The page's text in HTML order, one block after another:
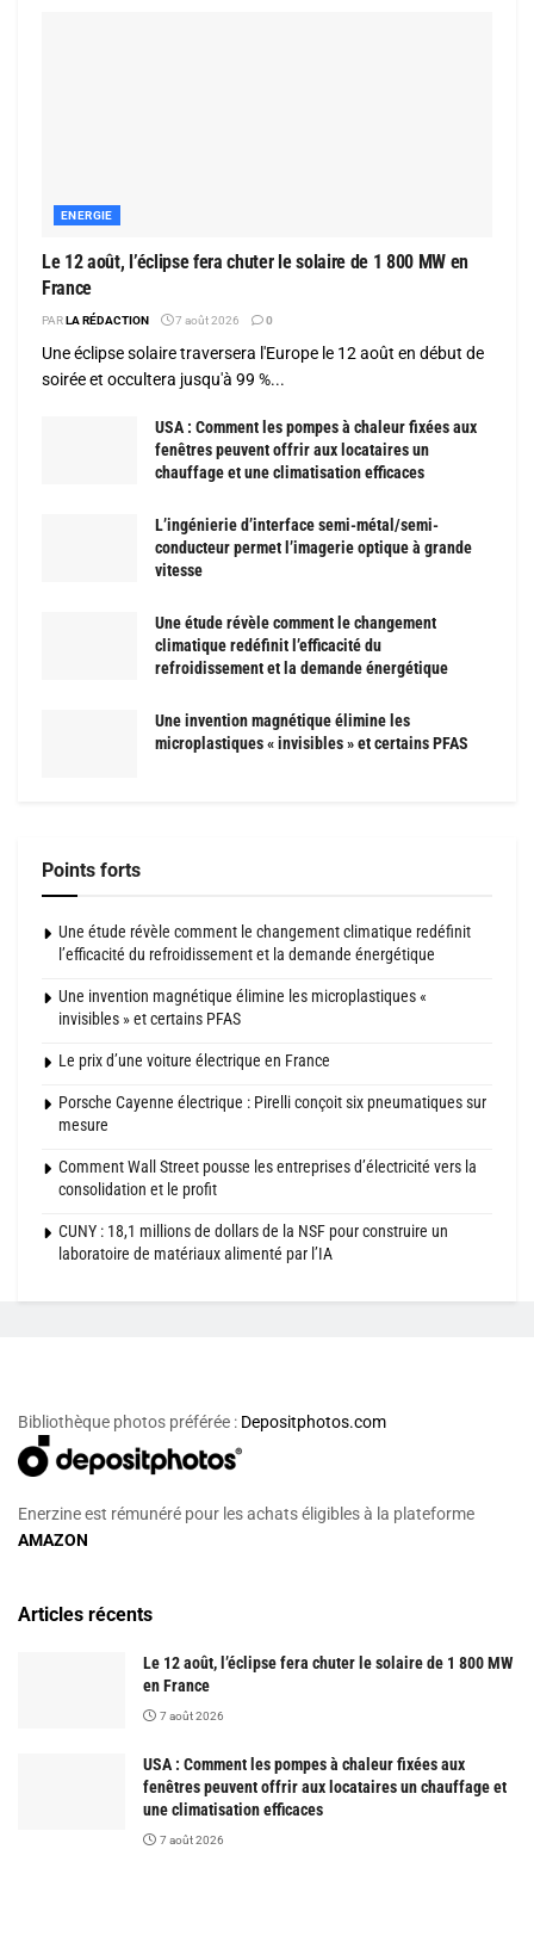
ENERGIE
Le 12 août, l’éclipse fera chuter le solaire de 1 800 MW en
France
PARLA RÉDACTION 7 août 2026 0
Une éclipse solaire traversera l'Europe le 12 août en début de
soirée et occultera jusqu'à 99 %...
USA : Comment les pompes à chaleur fixées aux
fenêtres peuvent offrir aux locataires un
chauffage et une climatisation efficaces
L’ingénierie d’interface semi-métal/semi-
conducteur permet l’imagerie optique à grande
vitesse
Une étude révèle comment le changement
climatique redéfinit l’efficacité du
refroidissement et la demande énergétique
Une invention magnétique élimine les
microplastiques « invisibles » et certains PFAS
Points forts
Une étude révèle comment le changement climatique redéfinit
l’efficacité du refroidissement et la demande énergétique
Une invention magnétique élimine les microplastiques «
invisibles » et certains PFAS
Le prix d’une voiture électrique en France
Porsche Cayenne électrique : Pirelli conçoit six pneumatiques sur
mesure
Comment Wall Street pousse les entreprises d’électricité vers la
consolidation et le profit
CUNY : 18,1 millions de dollars de la NSF pour construire un
laboratoire de matériaux alimenté par l’IA
Bibliothèque photos préférée : Depositphotos.com
Enerzine est rémunéré pour les achats éligibles à la plateforme
AMAZON
Articles récents
Le 12 août, l’éclipse fera chuter le solaire de 1 800 MW
en France
7 août 2026
USA : Comment les pompes à chaleur fixées aux
fenêtres peuvent offrir aux locataires un chauffage et
une climatisation efficaces
7 août 2026